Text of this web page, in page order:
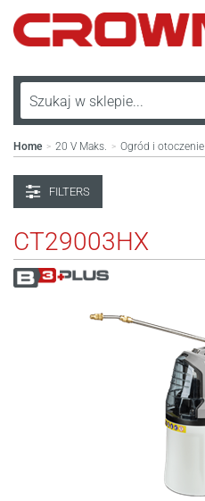
Home > 20 V Maks. > Ogród i otoczenie
FILTERS
CT29003HX